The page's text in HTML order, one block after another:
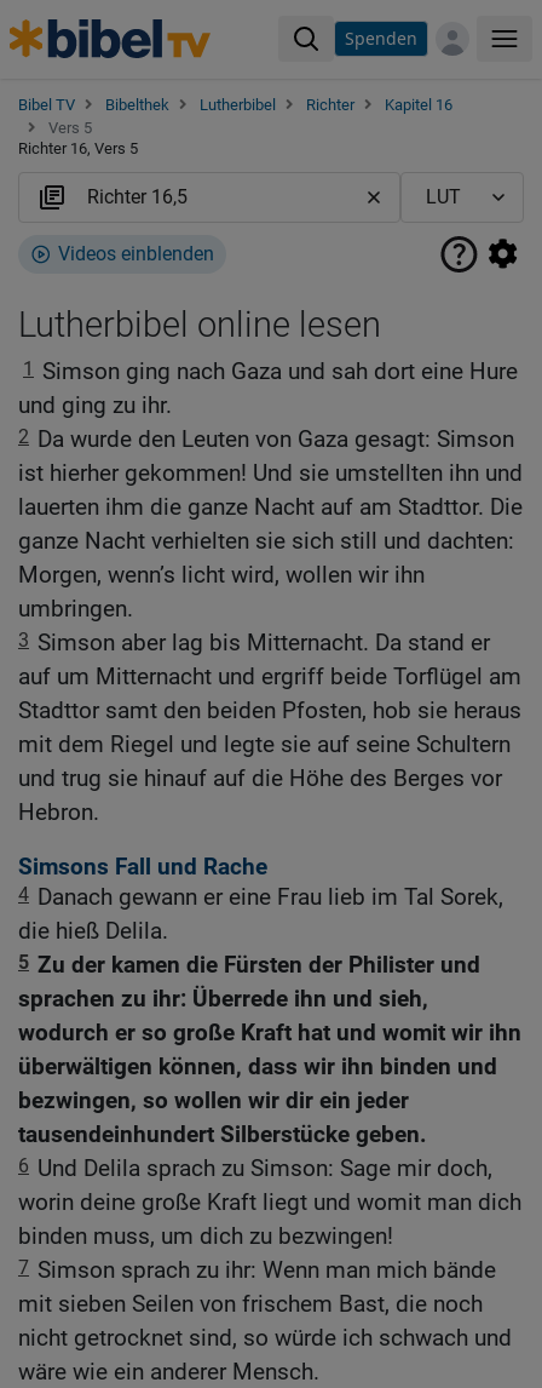
Spenden
Bibel TV Bibelthek Lutherbibel Richter
Kapitel 16
Vers 5
Richter 16, Vers 5
Videos einblenden
Lutherbibel online lesen
1 Simson ging nach Gaza und sah dort eine Hure
und ging zu ihr.
2 Da wurde den Leuten von Gaza gesagt: Simson
ist hierher gekommen! Und sie umstellten ihn und
lauerten ihm die ganze Nacht auf am Stadttor. Die
ganze Nacht verhielten sie sich still und dachten:
Morgen, wenn’s licht wird, wollen wir ihn
umbringen.
3 Simson aber lag bis Mitternacht. Da stand er
auf um Mitternacht und ergriff beide Torflügel am
Stadttor samt den beiden Pfosten, hob sie heraus
mit dem Riegel und legte sie auf seine Schultern
und trug sie hinauf auf die Höhe des Berges vor
Hebron.
Simsons Fall und Rache
4 Danach gewann er eine Frau lieb im Tal Sorek,
die hieß Delila.
5 Zu der kamen die Fürsten der Philister und
sprachen zu ihr: Überrede ihn und sieh,
wodurch er so große Kraft hat und womit wir ihn
überwältigen können, dass wir ihn binden und
bezwingen, so wollen wir dir ein jeder
tausendeinhundert Silberstücke geben.
6 Und Delila sprach zu Simson: Sage mir doch,
worin deine große Kraft liegt und womit man dich
binden muss, um dich zu bezwingen!
7 Simson sprach zu ihr: Wenn man mich bände
mit sieben Seilen von frischem Bast, die noch
nicht getrocknet sind, so würde ich schwach und
wäre wie ein anderer Mensch.